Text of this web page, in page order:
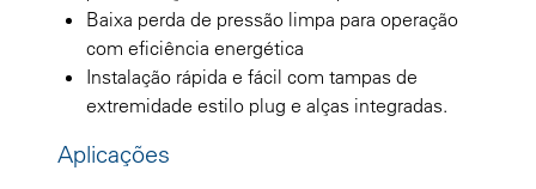
Baixa perda de pressão limpa para operação
com eficiência energética
Instalação rápida e fácil com tampas de
extremidade estilo plug e alças integradas.
Aplicações